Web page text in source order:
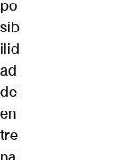
po
sib
ilid
ad
de
en
tre